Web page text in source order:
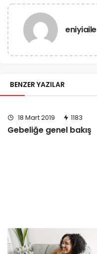
eniyiaile
BENZER YAZILAR
18 Mart 2019 1183
Gebeliğe genel bakış